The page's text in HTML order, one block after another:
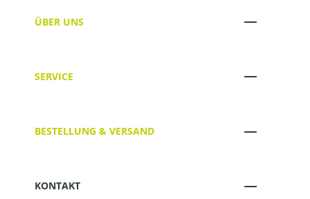
ÜBER UNS
SERVICE
BESTELLUNG & VERSAND
KONTAKT